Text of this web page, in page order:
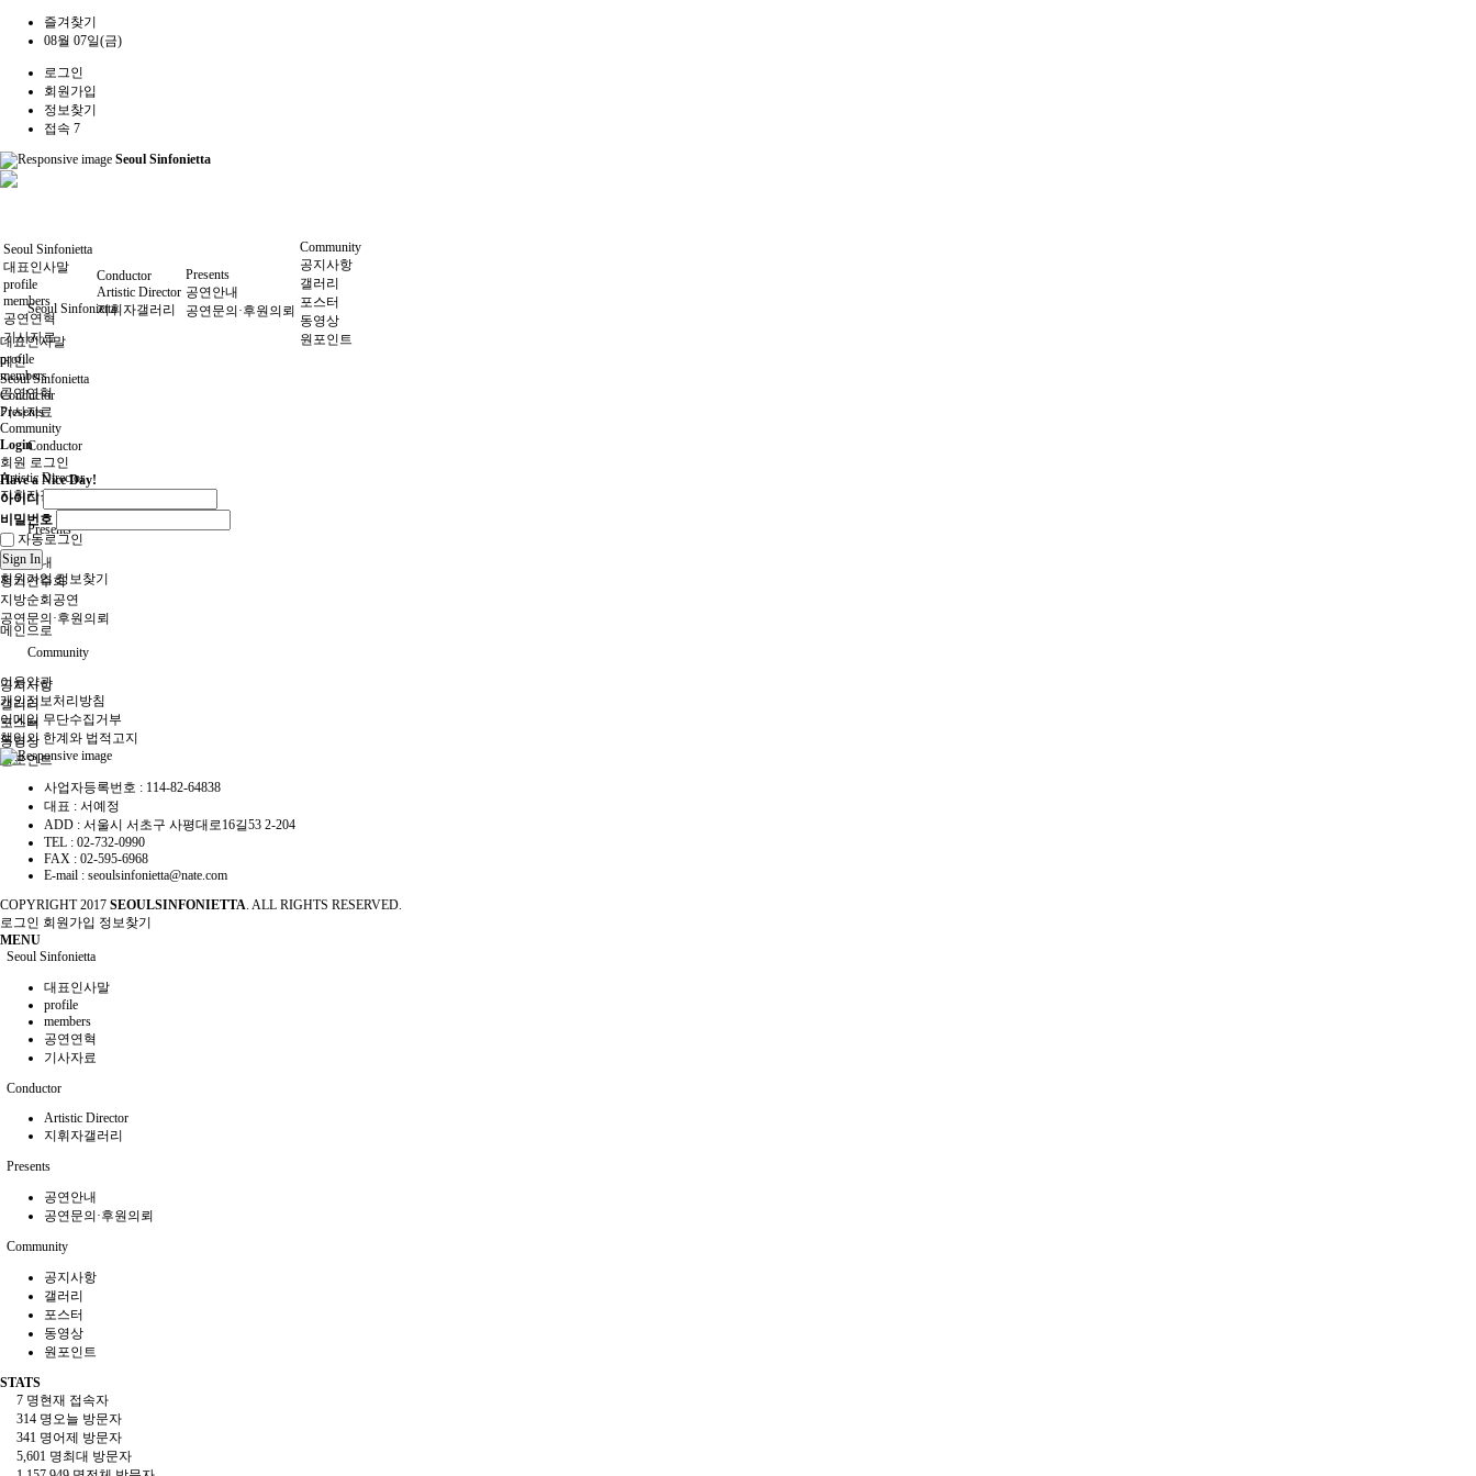
즐겨찾기
08월 07일(금)
로그인
회원가입
정보찾기
접속 7
Seoul Sinfonietta
Seoul Sinfonietta
대표인사말
profile
members
공연연혁
기사자료
Conductor
Artistic Director
지휘자갤러리
Presents
공연안내
정기연주회
지방순회공연
공연문의·후원의뢰
Community
공지사항
갤러리
포스터
동영상
원포인트
Seoul Sinfonietta
대표인사말
profile
members
공연연혁
기사자료
Conductor
Artistic Director
지휘자갤러리
Presents
공연안내
공연문의·후원의뢰
Community
공지사항
갤러리
포스터
동영상
원포인트
메인
Seoul Sinfonietta
Conductor
Presents
Community
Login
회원 로그인
Have a Nice Day!
아이디
비밀번호
자동로그인
Sign In
회원가입 정보찾기
메인으로
이용약관
개인정보처리방침
이메일 무단수집거부
책임의 한계와 법적고지
사업자등록번호 : 114-82-64838
대표 : 서예정
ADD : 서울시 서초구 사평대로16길53 2-204
TEL : 02-732-0990
FAX : 02-595-6968
E-mail : seoulsinfonietta@nate.com
COPYRIGHT 2017 SEOULSINFONIETTA . ALL RIGHTS RESERVED.
로그인 회원가입 정보찾기
MENU
Seoul Sinfonietta
대표인사말
profile
members
공연연혁
기사자료
Conductor
Artistic Director
지휘자갤러리
Presents
공연안내
공연문의·후원의뢰
Community
공지사항
갤러리
포스터
동영상
원포인트
STATS
7 명현재 접속자
314 명 오늘 방문자
341 명어제 방문자
5,601 명최대 방문자